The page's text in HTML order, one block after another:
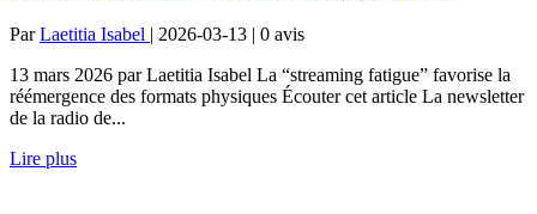
ParLaetitia Isabel | 2026-03-13 | 0 avis
13 mars 2026 par Laetitia Isabel La “streaming fatigue” favorise la
réémergence des formats physiques Écouter cet article La newsletter
de la radio de...
Lire plus